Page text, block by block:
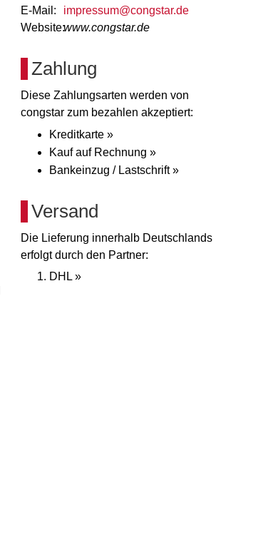
E-Mail:
impressum@congstar.de
Website:www.congstar.de
Zahlung
Diese Zahlungsarten werden von
congstar zum bezahlen akzeptiert:
Kreditkarte »
Kauf auf Rechnung »
Bankeinzug / Lastschrift »
Versand
Die Lieferung innerhalb Deutschlands
erfolgt durch den Partner:
DHL »